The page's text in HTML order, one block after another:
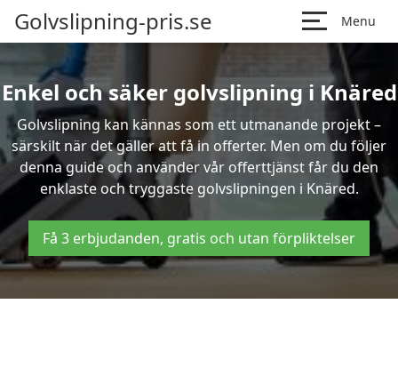
Golvslipning-pris.se Menu
Enkel och säker golvslipning i Knäred
Golvslipning kan kännas som ett utmanande projekt –
särskilt när det gäller att få in offerter. Men om du följer
denna guide och använder vår offerttjänst får du den
enklaste och tryggaste golvslipningen i Knäred.
Få 3 erbjudanden, gratis och utan förpliktelser